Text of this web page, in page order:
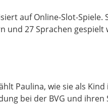
auf Online-Slot-Spiele.
und 27 Sprachen gespielt
Paulina, wie sie als
bei der BVG und ihren